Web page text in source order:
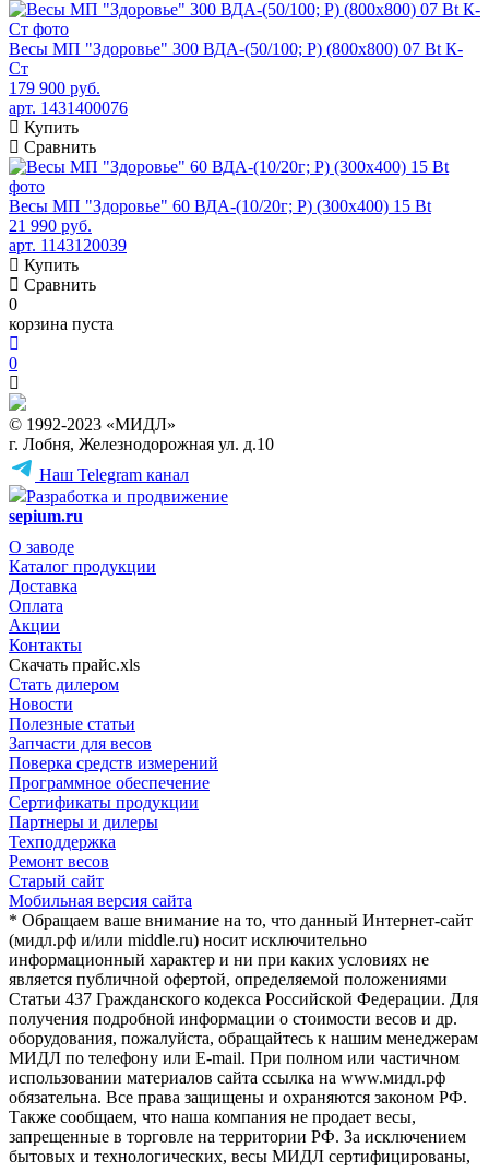
Весы МП "Здоровье" 300 ВДА-(50/100; Р) (800х800) 07 Bt К-
Ст
179 900 руб.
арт. 1431400076
Купить
Сравнить
Весы МП "Здоровье" 60 ВДА-(10/20г; Р) (300х400) 15 Bt
21 990 руб.
арт. 1143120039
Купить
Сравнить
0
корзина пуста
0
© 1992-2023 «МИДЛ»
г. Лобня, Железнодорожная ул. д.10
Наш Telegram канал
Разработка и продвижение
sepium.ru
О заводе
Каталог продукции
Доставка
Оплата
Акции
Контакты
Скачать прайс.xls
Стать дилером
Новости
Полезные статьи
Запчасти для весов
Поверка средств измерений
Программное обеспечение
Сертификаты продукции
Партнеры и дилеры
Техподдержка
Ремонт весов
Старый сайт
Мобильная версия сайта
* Обращаем ваше внимание на то, что данный Интернет-сайт
(мидл.рф и/или middle.ru) носит исключительно
информационный характер и ни при каких условиях не
является публичной офертой, определяемой положениями
Статьи 437 Гражданского кодекса Российской Федерации. Для
получения подробной информации о стоимости весов и др.
оборудования, пожалуйста, обращайтесь к нашим менеджерам
МИДЛ по телефону или E-mail. При полном или частичном
использовании материалов сайта ссылка на www.мидл.рф
обязательна. Все права защищены и охраняются законом РФ.
Также сообщаем, что наша компания не продает весы,
запрещенные в торговле на территории РФ. За исключением
бытовых и технологических, весы МИДЛ сертифицированы,